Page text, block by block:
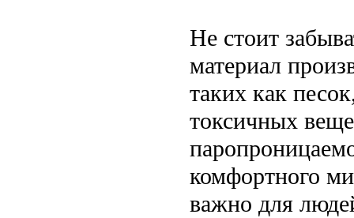
Не стоит
материал
таких как
токсичных
комфортного
важно для